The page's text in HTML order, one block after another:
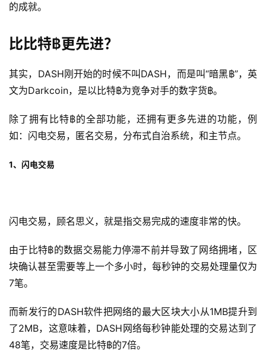
的成就。
比比特฿更先进？
其实，DASH刚开始的时候不叫DASH，而是叫“暗黑฿”，英
文为Darkcoin，是以比特฿为竞争对手的数字货฿。
除了拥有比特฿的全部功能，还拥有更多先进的功能，例
如：闪电交易，匿名交易，分布式自治系统，和主节点。
1、闪电交易
闪电交易，顾名思义，就是指交易完成的速度非常的快。
由于比特฿的数据交易能力停滞不前并导致了网络拥堵，区
块确认甚至需要等上一个多小时，每秒钟的交易处理量仅为
7笔。
而新发行的DASH软件把网络的最大区块大小从1MB提升到
了2MB，这意味着，DASH网络每秒钟能处理的交易达到了
48笔，交易速度是比特฿的7倍。